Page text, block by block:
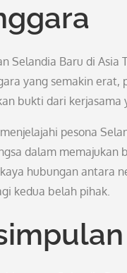
Selandia Baru di
yang semakin erat,
bukti dari kerjasama
pesona
dalam memajukan
hubungan antara
kedua belah pihak.